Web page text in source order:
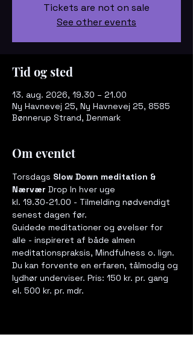
Tickets are not on sale
See other events
Tid og sted
13. aug. 2026, 19.30 – 21.00
Ny Havnevej 25, Ny Havnevej 25, 8585
Bønnerup Strand, Denmark
Om eventet
Torsdags Slow Down meditation &
Nærvær Drop In hver uge
kl. 19.30-21.00 - Tilmelding nødvendigt
senest dagen før.
Guidede meditationer og øvelser for
alle - inspireret af både almen
meditationspraksis, Mindfulness o. lign.
Du kan forvente en erfaren, tålmodig og
lydhør underviser. Pris: 150 kr. pr. gang
el. 500 kr. pr. mdr.